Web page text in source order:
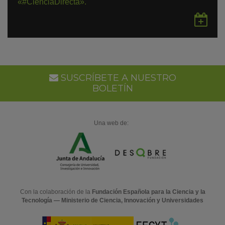
«#CienciaDirecta».
en
SUSCRÍBETE A NUESTRO
BOLETÍN
Una web de:
Con la colaboración de la Fundación Española para la Ciencia y la
Tecnología — Ministerio de Ciencia, Innovación y Universidades